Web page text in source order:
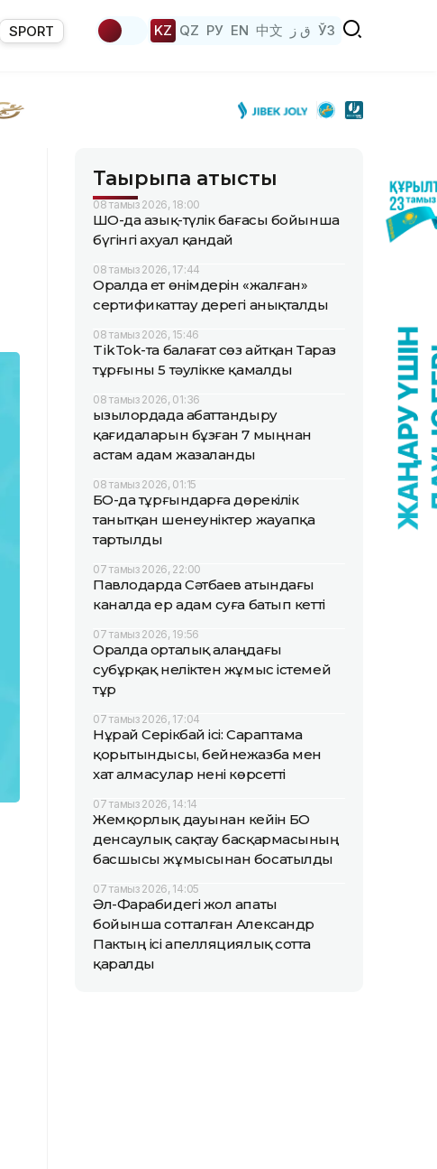
SPORT KZ QZ РУ EN 中文 ق ز ЎЗ
Тақырыпқа қатысты
08 тамыз 2026, 18:00
ШҚО-да азық-түлік бағасы бойынша
бүгінгі ахуал қандай
08 тамыз 2026, 17:44
Оралда ет өнімдерін «жалған»
сертификаттау дерегі анықталды
08 тамыз 2026, 15:46
TikTok-та балағат сөз айтқан Тараз
тұрғыны 5 тәулікке қамалды
08 тамыз 2026, 01:36
Қызылордада абаттандыру
қағидаларын бұзған 7 мыңнан
астам адам жазаланды
08 тамыз 2026, 01:15
БҚО-да тұрғындарға дөрекілік
танытқан шенеуніктер жауапқа
тартылды
07 тамыз 2026, 22:00
Павлодарда Сәтбаев атындағы
каналда ер адам суға батып кетті
07 тамыз 2026, 19:56
Оралда орталық алаңдағы
субұрқақ неліктен жұмыс істемей
тұр
07 тамыз 2026, 17:04
Нұрай Серікбай ісі: Сараптама
қорытындысы, бейнежазба мен
хат алмасулар нені көрсетті
07 тамыз 2026, 14:14
Жемқорлық дауынан кейін БҚО
денсаулық сақтау басқармасының
басшысы жұмысынан босатылды
07 тамыз 2026, 14:05
Әл-Фарабидегі жол апаты
бойынша сотталған Александр
Пактың ісі апелляциялық сотта
қаралды